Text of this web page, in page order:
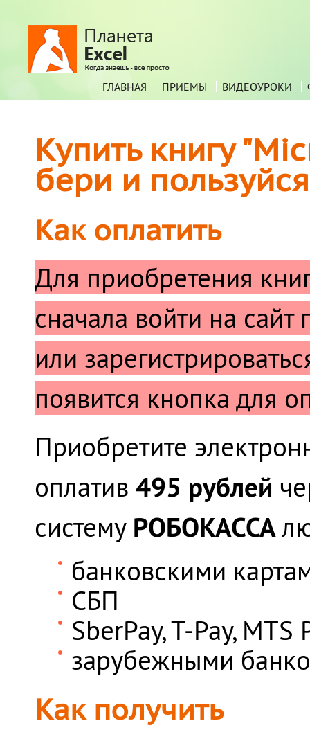
ГЛАВНАЯ ПРИЕМЫ ВИДЕОУРОКИ
Купить книгу
бери и
Как оплатить
Для приобретения
сначала войти на
или
появится кнопка для
Приобретите
оплатив 495 рублей
систему РОБОКАССА
банковскими
СБП
SberPay, T-Pay, MTS
зарубежными
Как получить